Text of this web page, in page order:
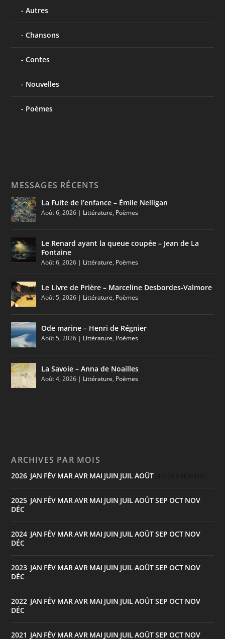
Autres
Chansons
Contes
Nouvelles
Poèmes
MESSAGES RÉCENTS
La Fuite de l’enfance – Émile Nelligan
Août 6, 2026 | Littérature, Poèmes
Le Renard ayant la queue coupée – Jean de La
Fontaine
Août 6, 2026 | Littérature, Poèmes
Le Livre de Prière – Marceline Desbordes-Valmore
Août 5, 2026 | Littérature, Poèmes
Ode marine – Henri de Régnier
Août 5, 2026 | Littérature, Poèmes
La Savoie – Anna de Noailles
Août 4, 2026 | Littérature, Poèmes
ARCHIVES PAR MOIS
2026 JAN FÉV MARAVR MAI JUIN JUILAOÛT
2025 JAN FÉV MARAVR MAI JUIN JUILAOÛTSEP OCT NOV
DÉC
2024 JAN FÉV MARAVR MAI JUIN JUILAOÛTSEP OCT NOV
DÉC
2023 JAN FÉV MARAVR MAI JUIN JUILAOÛTSEP OCT NOV
DÉC
2022 JAN FÉV MARAVR MAI JUIN JUILAOÛTSEP OCT NOV
DÉC
2021 JAN FÉV MARAVR MAI JUIN JUILAOÛTSEP OCT NOV